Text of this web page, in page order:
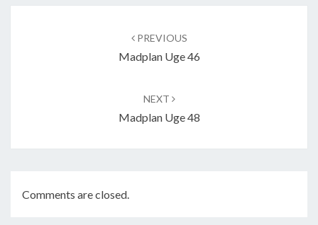
PREVIOUS
Madplan Uge 46
NEXT
Madplan Uge 48
Comments are closed.